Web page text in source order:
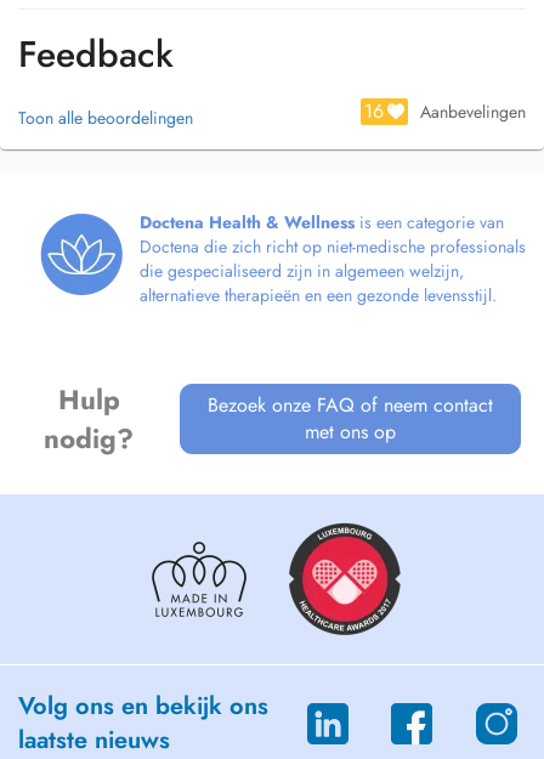
Available Infusions:
Immune Defense and Recovery
Energy restore (option with NAD125 Energie plus)
Detox (cellular cleanse and liver support)
Vitamin C
Glutathion Radiance
Weight loss Support
Feedback
Toon alle beoordelingen 16 Aanbevelingen
Doctena Health & Wellness is een categorie van
Doctena die zich richt op niet-medische professionals
die gespecialiseerd zijn in algemeen welzijn,
alternatieve therapieën en een gezonde levensstijl.
Hulp
nodig?
Bezoek onze FAQ of neem contact
met ons op
Volg ons en bekijk ons
laatste nieuws